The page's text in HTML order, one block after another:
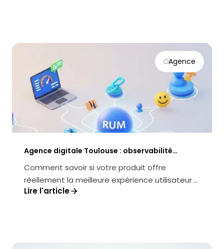
Agence
Agence digitale Toulouse : observabilité
produit (RUM) pour piloter UX, perf et
conversion
Comment savoir si votre produit offre
réellement la meilleure expérience utilisateur ?
Comment transformer la performanc...
Lire l'article